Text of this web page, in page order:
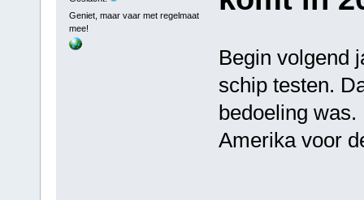
Geniet, maar vaar met regelmaat
mee!
Begin volgend
schip testen.
bedoeling
Amerika voor